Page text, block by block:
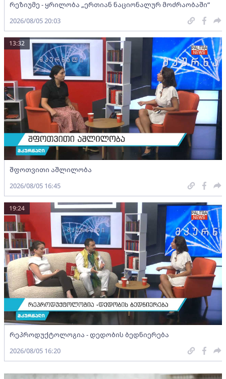
რეზიუმე - ყრილობა „ერთიან ნაციონალურ მოძრაობაში“
2026/08/05 20:03
შფოთვითი აშლილობა
13:32
2026/08/05 16:45
რეპროდუქტოლოგია - დედობის ბედნიერება
19:24
2026/08/05 16:20